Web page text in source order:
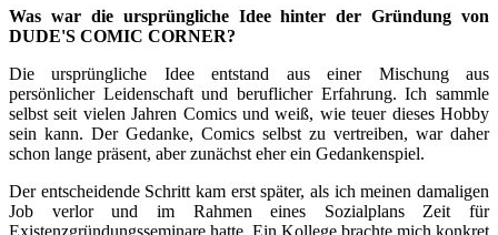
Was war die ursprüngliche Idee hinter der Gründung von
DUDE'S COMIC CORNER?
Die ursprüngliche Idee entstand aus einer Mischung aus
persönlicher Leidenschaft und beruflicher Erfahrung. Ich sammle
selbst seit vielen Jahren Comics und weiß, wie teuer dieses Hobby
sein kann. Der Gedanke, Comics selbst zu vertreiben, war daher
schon lange präsent, aber zunächst eher ein Gedankenspiel.
Der entscheidende Schritt kam erst später, als ich meinen damaligen
Job verlor und im Rahmen eines Sozialplans Zeit für
Existenzgründungsseminare hatte. Ein Kollege brachte mich konkret